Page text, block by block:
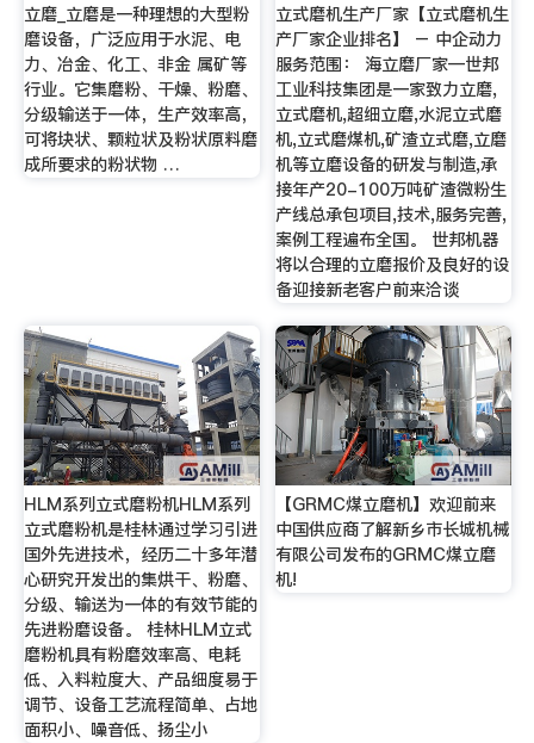
立磨_立磨是一种理想的大型粉
磨设备，广泛应用于水泥、电
力、冶金、化工、非金 属矿等
行业。它集磨粉、干燥、粉磨、
分级输送于一体，生产效率高，
可将块状、颗粒状及粉状原料磨
成所要求的粉状物 …
立式磨机生产厂家【立式磨机生
产厂家企业排名】 – 中企动力
服务范围： 海立磨厂家—世邦
工业科技集团是一家致力立磨,
立式磨机,超细立磨,水泥立式磨
机,立式磨煤机,矿渣立式磨,立磨
机等立磨设备的研发与制造,承
接年产20-100万吨矿渣微粉生
产线总承包项目,技术,服务完善,
案例工程遍布全国。 世邦机器
将以合理的立磨报价及良好的设
备迎接新老客户前来洽谈
HLM系列立式磨粉机HLM系列
立式磨粉机是桂林通过学习引进
国外先进技术，经历二十多年潜
心研究开发出的集烘干、粉磨、
分级、输送为一体的有效节能的
先进粉磨设备。 桂林HLM立式
磨粉机具有粉磨效率高、电耗
低、入料粒度大、产品细度易于
调节、设备工艺流程简单、占地
面积小、噪音低、扬尘小
【GRMC煤立磨机】欢迎前来
中国供应商了解新乡市长城机械
有限公司发布的GRMC煤立磨
机!